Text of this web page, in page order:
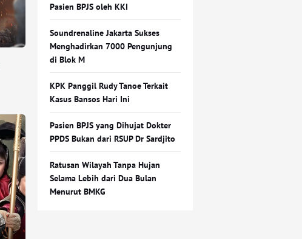
Pasien BPJS oleh KKI
Soundrenaline Jakarta Sukses
Menghadirkan 7000 Pengunjung
di Blok M
KPK Panggil Rudy Tanoe Terkait
Kasus Bansos Hari Ini
Pasien BPJS yang Dihujat Dokter
PPDS Bukan dari RSUP Dr Sardjito
Ratusan Wilayah Tanpa Hujan
Selama Lebih dari Dua Bulan
Menurut BMKG